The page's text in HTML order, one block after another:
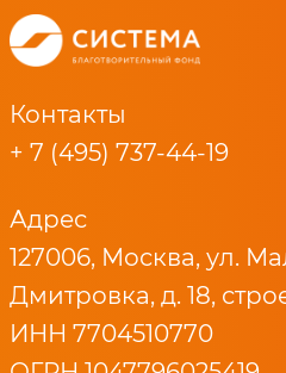
Контакты
+ 7 (495) 737-44-19
Адрес
127006, Москва, ул.
Дмитровка, д. 18,
ИНН 7704510770